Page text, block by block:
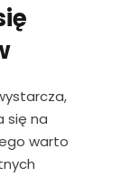
się na
warto